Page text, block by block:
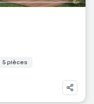
5 pièces